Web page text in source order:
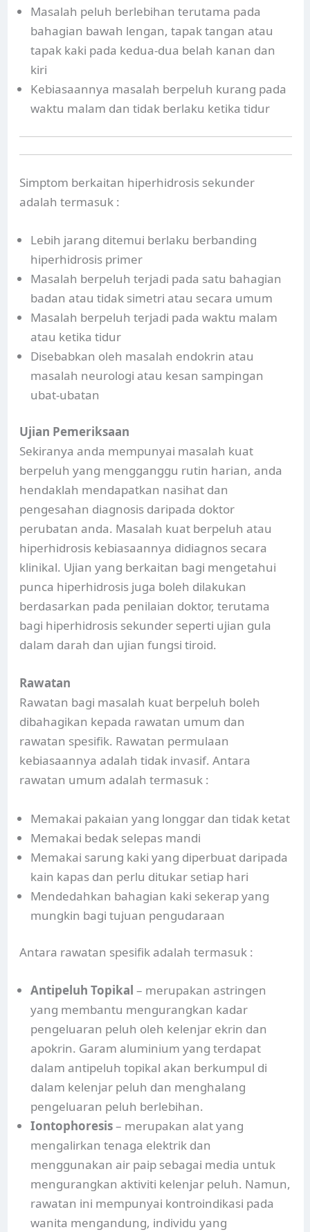
Masalah peluh berlebihan terutama pada
bahagian bawah lengan, tapak tangan atau
tapak kaki pada kedua-dua belah kanan dan
kiri
Kebiasaannya masalah berpeluh kurang pada
waktu malam dan tidak berlaku ketika tidur
Simptom berkaitan hiperhidrosis sekunder
adalah termasuk :
Lebih jarang ditemui berlaku berbanding
hiperhidrosis primer
Masalah berpeluh terjadi pada satu bahagian
badan atau tidak simetri atau secara umum
Masalah berpeluh terjadi pada waktu malam
atau ketika tidur
Disebabkan oleh masalah endokrin atau
masalah neurologi atau kesan sampingan
ubat-ubatan
Ujian Pemeriksaan
Sekiranya anda mempunyai masalah kuat
berpeluh yang mengganggu rutin harian, anda
hendaklah mendapatkan nasihat dan
pengesahan diagnosis daripada doktor
perubatan anda. Masalah kuat berpeluh atau
hiperhidrosis kebiasaannya didiagnos secara
klinikal. Ujian yang berkaitan bagi mengetahui
punca hiperhidrosis juga boleh dilakukan
berdasarkan pada penilaian doktor, terutama
bagi hiperhidrosis sekunder seperti ujian gula
dalam darah dan ujian fungsi tiroid.
Rawatan
Rawatan bagi masalah kuat berpeluh boleh
dibahagikan kepada rawatan umum dan
rawatan spesifik. Rawatan permulaan
kebiasaannya adalah tidak invasif. Antara
rawatan umum adalah termasuk :
Memakai pakaian yang longgar dan tidak ketat
Memakai bedak selepas mandi
Memakai sarung kaki yang diperbuat daripada
kain kapas dan perlu ditukar setiap hari
Mendedahkan bahagian kaki sekerap yang
mungkin bagi tujuan pengudaraan
Antara rawatan spesifik adalah termasuk :
Antipeluh Topikal – merupakan astringen
yang membantu mengurangkan kadar
pengeluaran peluh oleh kelenjar ekrin dan
apokrin. Garam aluminium yang terdapat
dalam antipeluh topikal akan berkumpul di
dalam kelenjar peluh dan menghalang
pengeluaran peluh berlebihan.
Iontophoresis– merupakan alat yang
mengalirkan tenaga elektrik dan
menggunakan air paip sebagai media untuk
mengurangkan aktiviti kelenjar peluh. Namun,
rawatan ini mempunyai kontroindikasi pada
wanita mengandung, individu yang